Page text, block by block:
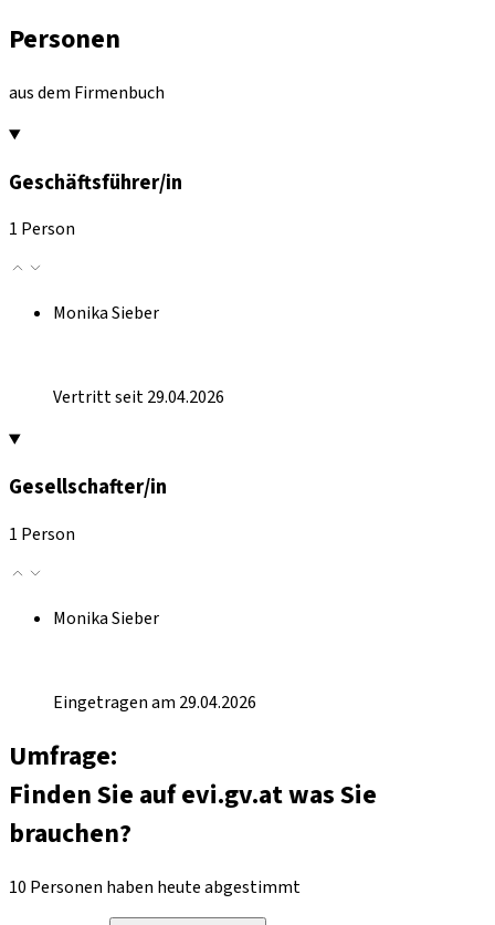
Personen
aus dem Firmenbuch
Geschäftsführer/in
1 Person
Monika Sieber
Vertritt seit 29.04.2026
Gesellschafter/in
1 Person
Monika Sieber
Eingetragen am 29.04.2026
Umfrage:
Finden Sie auf evi.gv.at was Sie
brauchen?
10 Personen haben heute abgestimmt